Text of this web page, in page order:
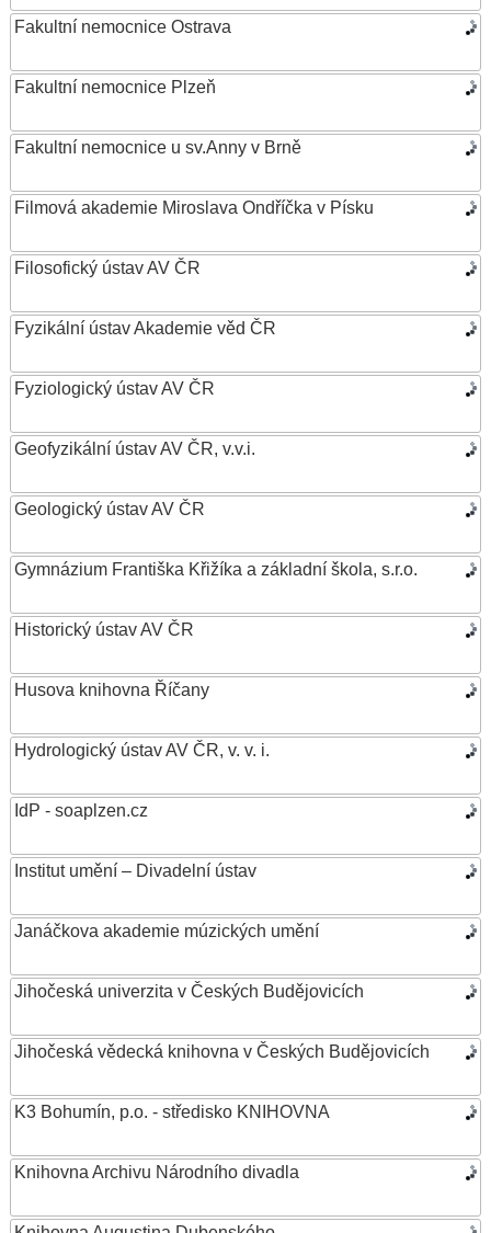
Fakultní nemocnice Ostrava
Fakultní nemocnice Plzeň
Fakultní nemocnice u sv.Anny v Brně
Filmová akademie Miroslava Ondříčka v Písku
Filosofický ústav AV ČR
Fyzikální ústav Akademie věd ČR
Fyziologický ústav AV ČR
Geofyzikální ústav AV ČR, v.v.i.
Geologický ústav AV ČR
Gymnázium Františka Křižíka a základní škola, s.r.o.
Historický ústav AV ČR
Husova knihovna Říčany
Hydrologický ústav AV ČR, v. v. i.
IdP - soaplzen.cz
Institut umění – Divadelní ústav
Janáčkova akademie múzických umění
Jihočeská univerzita v Českých Budějovicích
Jihočeská vědecká knihovna v Českých Budějovicích
K3 Bohumín, p.o. - středisko KNIHOVNA
Knihovna Archivu Národního divadla